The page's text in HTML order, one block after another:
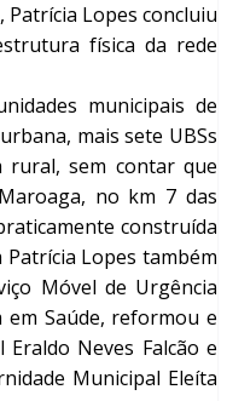
Lopes concluiu
física da rede
municipais de
mais sete UBSs
sem contar que
no km 7 das
construída
Lopes também
Móvel de Urgência
em Saúde, reformou e
Neves Falcão e
Municipal Eleíta